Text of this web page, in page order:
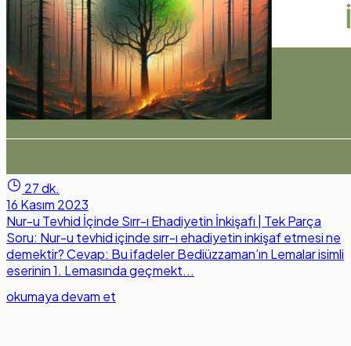
27 dk.
16 Kasım 2023
Nur-u Tevhid İçinde Sırr-ı Ehadiyetin İnkişafı | Tek Parça
Soru: Nur-u tevhid içinde sırr-ı ehadiyetin inkişaf etmesi ne
demektir? Cevap: Bu ifadeler Bediüzzaman’ın Lemalar isimli
eserinin 1. Lemasında geçmekt...
okumaya devam et